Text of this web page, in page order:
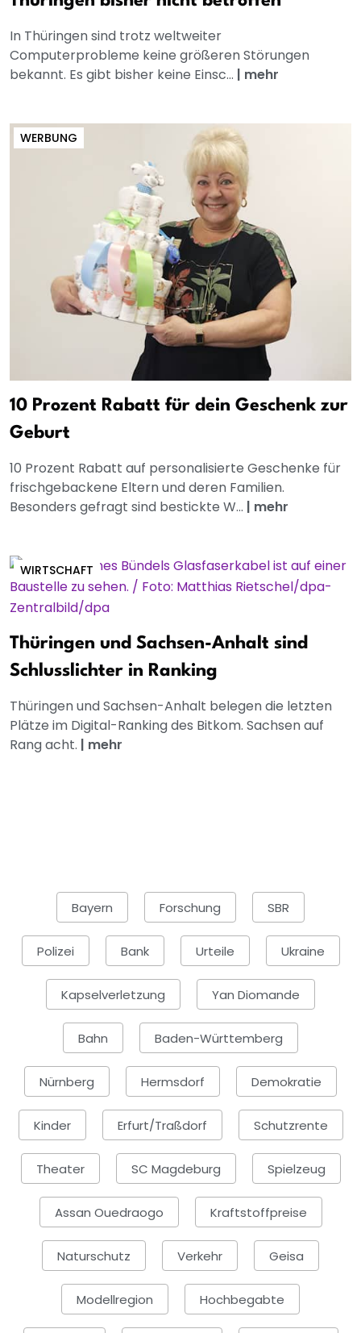
In Thüringen sind trotz weltweiter
Computerprobleme keine größeren Störungen
bekannt. Es gibt bisher keine Einsc... | mehr
WERBUNG
10 Prozent Rabatt für dein Geschenk zur
Geburt
10 Prozent Rabatt auf personalisierte Geschenke für
frischgebackene Eltern und deren Familien.
Besonders gefragt sind bestickte W... | mehr
WIRTSCHAFT
Thüringen und Sachsen-Anhalt sind
Schlusslichter in Ranking
Thüringen und Sachsen-Anhalt belegen die letzten
Plätze im Digital-Ranking des Bitkom. Sachsen auf
Rang acht. | mehr
Bayern Forschung SBR
Polizei Bank Urteile Ukraine
Kapselverletzung Yan Diomande
Bahn Baden-Württemberg
Nürnberg Hermsdorf Demokratie
Kinder Erfurt/Traßdorf Schutzrente
Theater SC Magdeburg Spielzeug
Assan Ouedraogo Kraftstoffpreise
Naturschutz Verkehr Geisa
Modellregion Hochbegabte